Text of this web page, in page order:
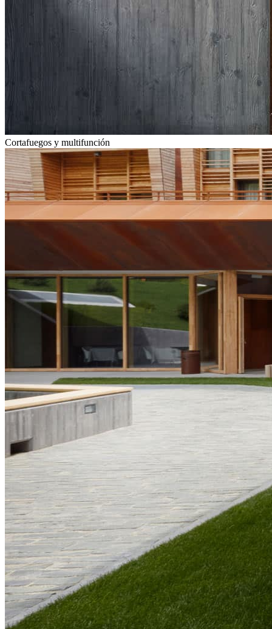
Cortafuegos y multifunción